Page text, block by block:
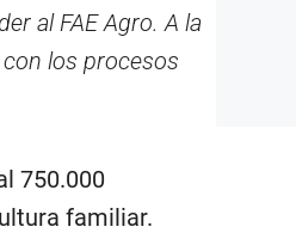
al FAE Agro. A la
los procesos
750.000
familiar.